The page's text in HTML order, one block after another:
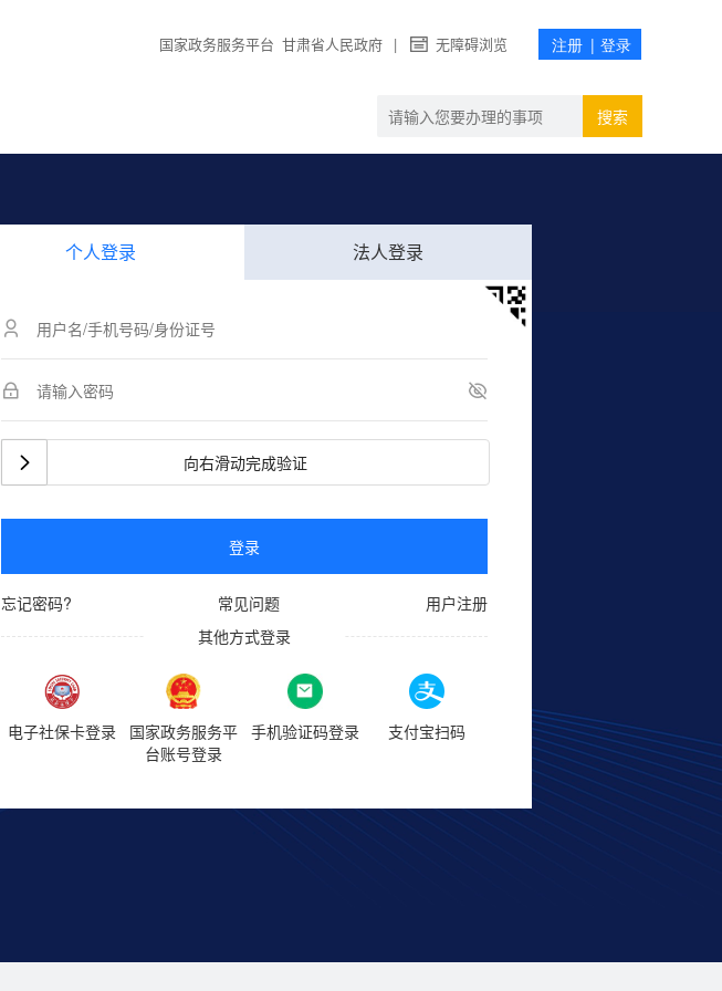
国家政务服务平台 甘肃省人民政府 | 无障碍浏览
搜索
个人登录 法人登录
向右滑动完成验证
登录
忘记密码? 用户注册
常见问题
其他方式登录
电子社保卡登录
国家政务服务平
台账号登录
手机验证码登录 支付宝扫码